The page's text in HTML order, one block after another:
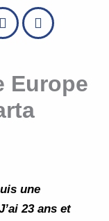
Europe
une
23 ans et